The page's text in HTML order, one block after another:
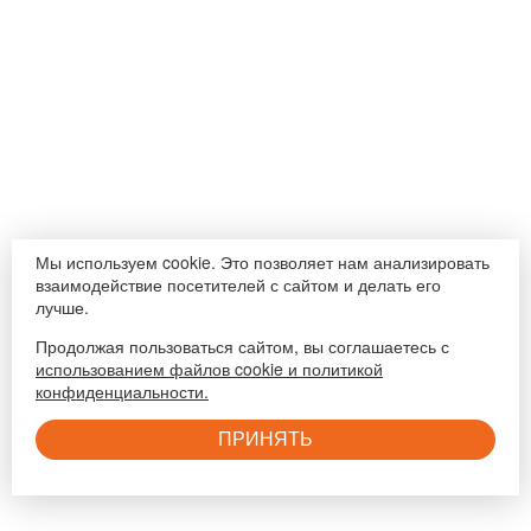
Мы используем cookie. Это позволяет нам анализировать
взаимодействие посетителей с сайтом и делать его
лучше.
Продолжая пользоваться сайтом, вы соглашаетесь с
использованием файлов cookie и политикой
конфиденциальности.
ПРИНЯТЬ